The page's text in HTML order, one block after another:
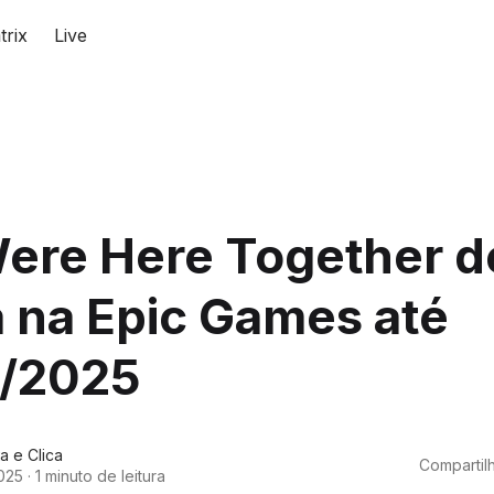
Live
Here Together
na Epic Games até
2025
e Clica
· 1 minuto de leitura